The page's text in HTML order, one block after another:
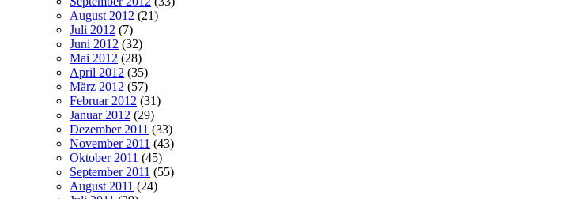
August 2012 (21)
Juli 2012 (7)
Juni 2012 (32)
Mai 2012 (28)
April 2012 (35)
März 2012 (57)
Februar 2012 (31)
Januar 2012 (29)
Dezember 2011 (33)
November 2011 (43)
Oktober 2011 (45)
September 2011 (55)
August 2011 (24)